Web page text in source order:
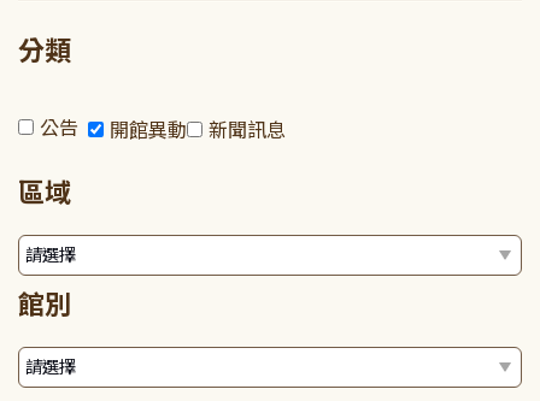
分類
公告 開館異動 新聞訊息
區域
館別